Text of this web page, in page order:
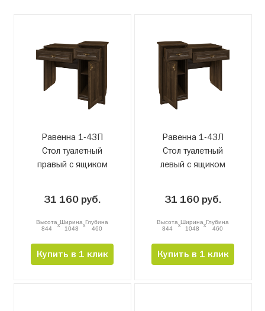
Равенна 1-43П
Стол туалетный
правый с ящиком
31 160 руб.
Высота
844
xШирина
1048
xГлубина
460
Купить в 1 клик
Равенна 1-43Л
Стол туалетный
левый с ящиком
31 160 руб.
Высота
844
xШирина
1048
xГлубина
460
Купить в 1 клик